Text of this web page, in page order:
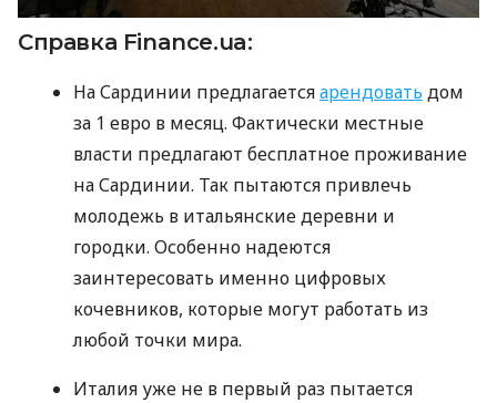
Справка Finance.ua:
На Сардинии предлагаетсяарендовать дом
за 1 евро в месяц. Фактически местные
власти предлагают бесплатное проживание
на Сардинии. Так пытаются привлечь
молодежь в итальянские деревни и
городки. Особенно надеются
заинтересовать именно цифровых
кочевников, которые могут работать из
любой точки мира.
Италия уже не в первый раз пытается